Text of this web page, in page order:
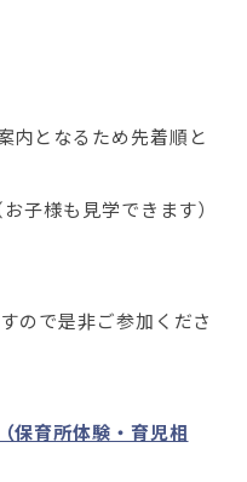
内となるため先着順と
子様も見学できます）
ので是非ご参加くださ
保育所体験・育児相